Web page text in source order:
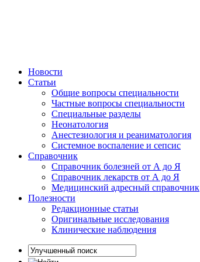
Новости
Статьи
Общие вопросы специальности
Частные вопросы специальности
Специальные разделы
Неонатология
Анестезиология и реаниматология
Системное воспаление и сепсис
Справочник
Справочник болезней от А до Я
Справочник лекарств от А до Я
Медицинский адресный справочник
Полезности
Редакционные статьи
Оригинальные исследования
Клинические наблюдения